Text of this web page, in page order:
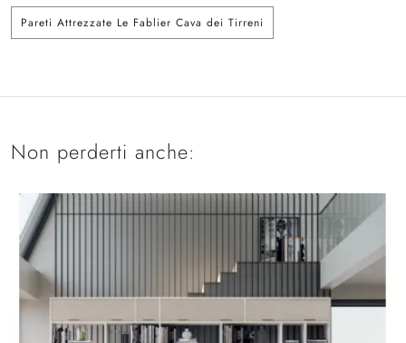
Pareti Attrezzate Le Fablier Cava dei Tirreni
Non perderti anche: